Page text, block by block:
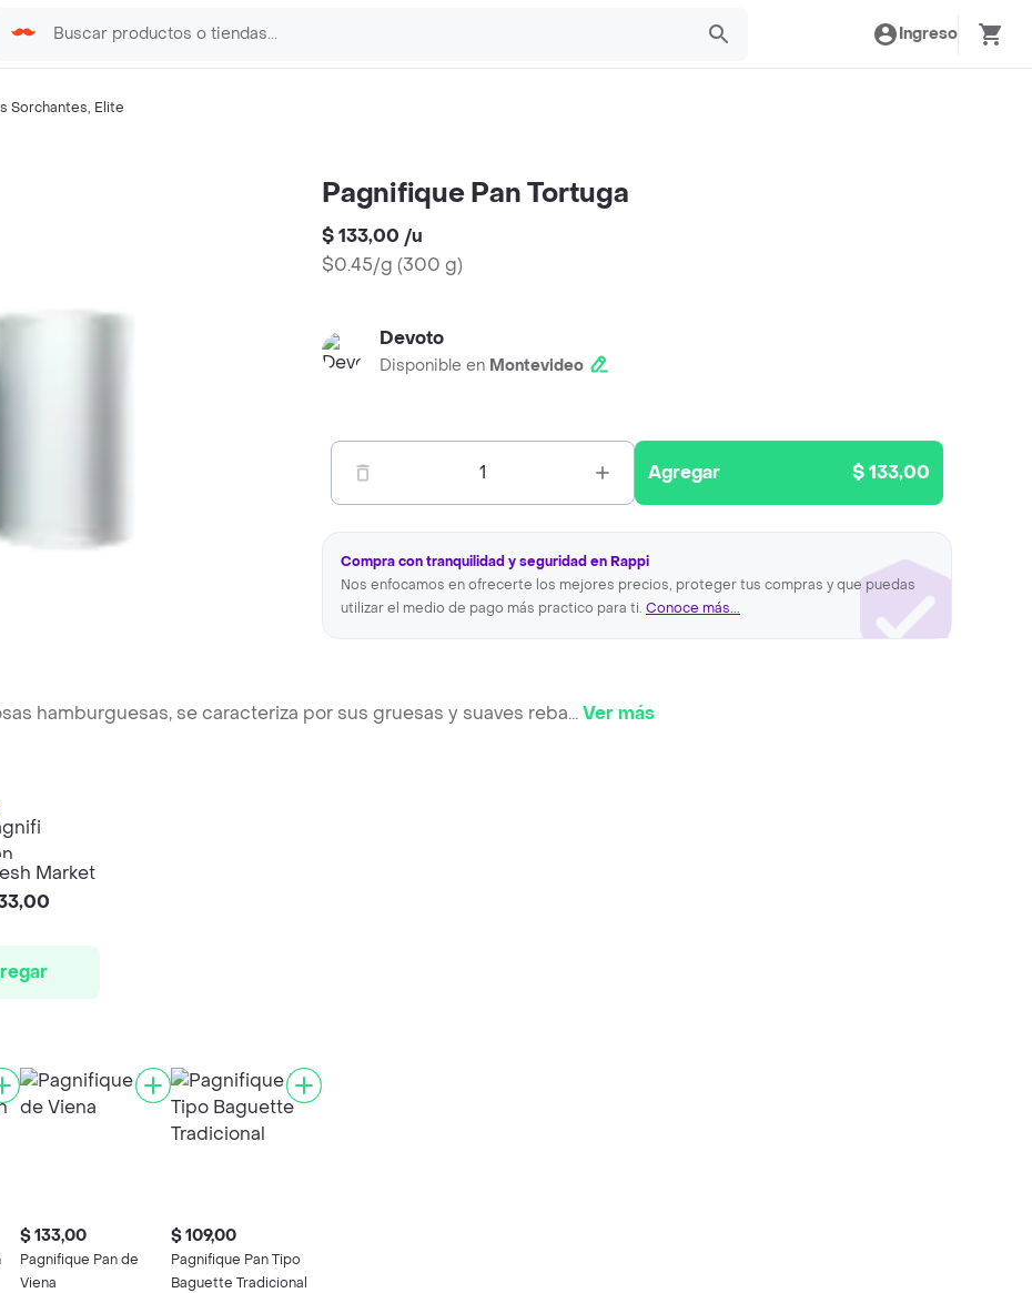
Ingreso
Sorchantes, Elite
Pagnifique Pan Tortuga
$ 133,00 /u
$0.45/g (300 g)
Devoto
Disponible en Montevideo
1 Agregar $ 133,00
Compra con tranquilidad y seguridad en Rappi
Nos enfocamos en ofrecerte los mejores precios, proteger tus compras y que puedas
utilizar el medio de pago más practico para ti. Conoce más...
hamburguesas, se caracteriza por sus gruesas y suaves reba...Ver más
Market
$ 133,00
Pagnifique Pan de
Viena
$ 109,00
Pagnifique Pan Tipo
Baguette Tradicional